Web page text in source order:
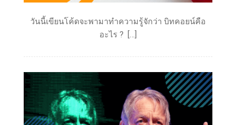
วันนี้เขียนโค้ดจะพามาทำความรู้จักว่า บิทคอยน์คือ
อะไร ? […]